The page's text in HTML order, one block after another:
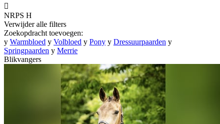

NRPS H
Verwijder alle filters
Zoekopdracht toevoegen:
y Warmbloed y Volbloed y Pony y Dressuurpaarden y
Springpaarden y Merrie
Blikvangers